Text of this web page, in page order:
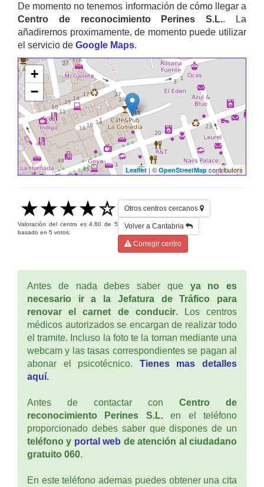
De momento no tenemos información de cómo llegar a
Centro de reconocimiento Perines S.L.. La
añadiremos proximamente, de momento puede utilizar
el servicio de Google Maps.
+
−
Leaflet | © OpenStreetMap contributors
Valoración del centro es4.60 de5
basado en 5 votos.
Otros centros cercanos
Volver a Cantabria
Corregir centro
Antes de nada debes saber que ya no es
necesario ir a la Jefatura de Tráfico para
renovar el carnet de conducir. Los centros
médicos autorizados se encargan de realizar todo
el tramite. Incluso la foto te la toman mediante una
webcam y las tasas correspondientes se pagan al
abonar el psicotécnico. Tienes mas detalles
aquí.
Antes de contactar con Centro de
reconocimiento Perines S.L.en el teléfono
proporcionado debes saber que dispones de un
teléfono y portal web de atención al ciudadano
gratuito 060.
En este teléfono ademas puedes obtener una cita